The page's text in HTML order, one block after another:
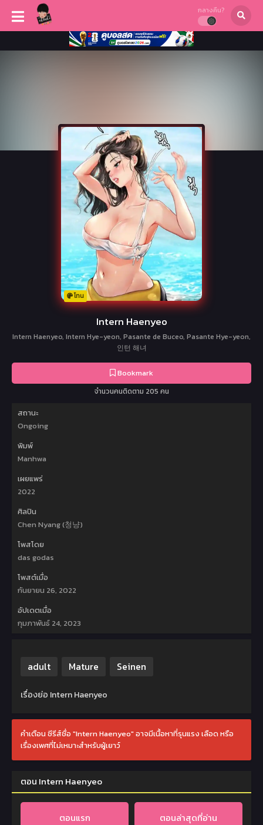
กลางคืน?
โทน
Intern Haenyeo
Intern Haenyeo, Intern Hye-yeon, Pasante de Buceo, Pasante Hye-yeon,
인턴 해녀
Bookmark
จำนวนคนติดตาม 205 คน
สถานะ
Ongoing
พิมพ์
Manhwa
เผยแพร่
2022
ศิลปิน
Chen Nyang (청냥)
โพสโดย
das godas
โพสต์เมื่อ
กันยายน 26, 2022
อัปเดตเมื่อ
กุมภาพันธ์ 24, 2023
adult Mature Seinen
เรื่องย่อ Intern Haenyeo
คำเตือน ซีรีส์ชื่อ "Intern Haenyeo" อาจมีเนื้อหาที่รุนแรง เลือด หรือ
เรื่องเพศที่ไม่เหมาะสำหรับผู้เยาว์
ตอน Intern Haenyeo
ตอนแรก ตอนล่าสุดที่อ่าน